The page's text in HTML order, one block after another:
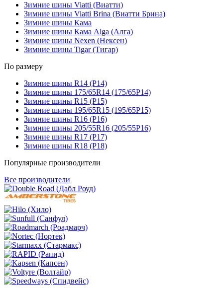
Зимние шины Viatti (Виатти)
Зимние шины Viatti Brina (Виатти Брина)
Зимние шины Кама
Зимние шины Кама Alga (Алга)
Зимние шины Nexen (Нексен)
Зимние шины Tigar (Тигар)
По размеру
Зимние шины R14 (Р14)
Зимние шины 175/65R14 (175/65Р14)
Зимние шины R15 (Р15)
Зимние шины 195/65R15 (195/65Р15)
Зимние шины R16 (Р16)
Зимние шины 205/55R16 (205/55Р16)
Зимние шины R17 (Р17)
Зимние шины R18 (Р18)
Популярные производители
Все производители